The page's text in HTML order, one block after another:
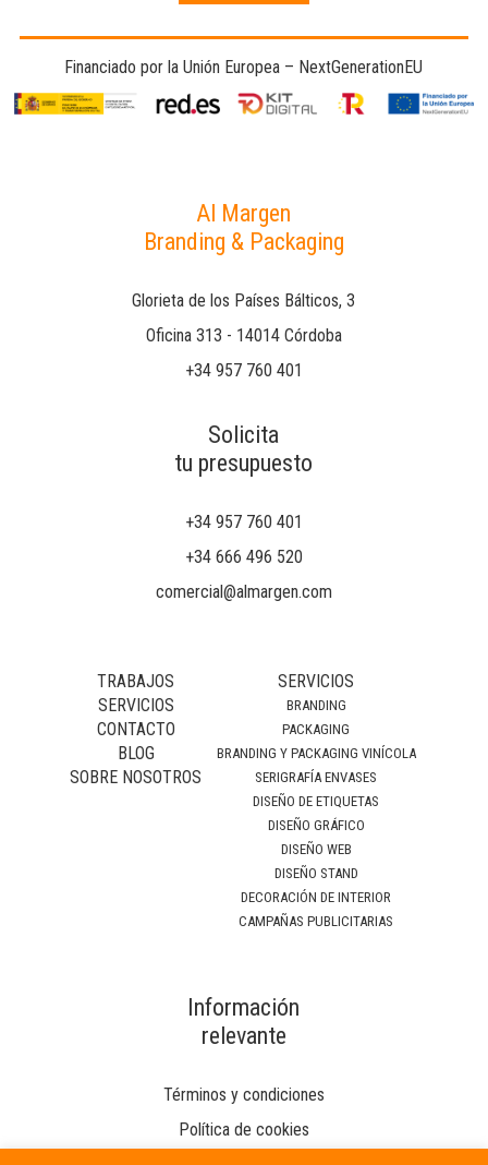
Financiado por la Unión Europea – NextGenerationEU
Al Margen
Branding & Packaging
Glorieta de los Países Bálticos, 3
Oficina 313 - 14014 Córdoba
+34 957 760 401
Solicita
tu presupuesto
+34 957 760 401
+34 666 496 520
comercial@almargen.com
TRABAJOS
SERVICIOS
CONTACTO
BLOG
SOBRE NOSOTROS
SERVICIOS
BRANDING
PACKAGING
BRANDING Y PACKAGING VINÍCOLA
SERIGRAFÍA ENVASES
DISEÑO DE ETIQUETAS
DISEÑO GRÁFICO
DISEÑO WEB
DISEÑO STAND
DECORACIÓN DE INTERIOR
CAMPAÑAS PUBLICITARIAS
Información
relevante
Términos y condiciones
Política de cookies